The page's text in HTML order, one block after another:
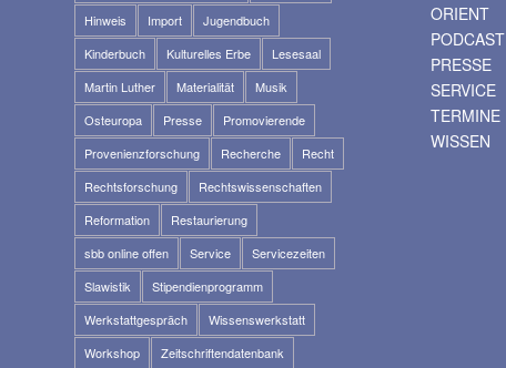
Hinweis
Import
Jugendbuch
Kinderbuch
Kulturelles Erbe
Lesesaal
Martin Luther
Materialität
Musik
Osteuropa
Presse
Promovierende
Provenienzforschung
Recherche
Recht
Rechtsforschung
Rechtswissenschaften
Reformation
Restaurierung
sbb online offen
Service
Servicezeiten
Slawistik
Stipendienprogramm
Werkstattgespräch
Wissenswerkstatt
Workshop
Zeitschriftendatenbank
ORIENT
PODCAST
PRESSE
SERVICE
TERMINE
WISSEN